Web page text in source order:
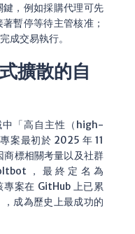
，例如採購代理可先
暫停等待主管核准；
成交易執行。
擴散的自
中「高自主性（high-
案最初於 2025 年 11
標相關考量以及社群
，最終定名為
案在 GitHub 上已累
成為歷史上最成功的